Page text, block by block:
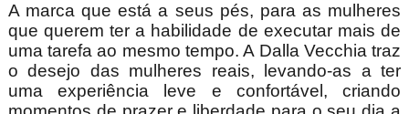
A marca que está a seus pés, para as mulheres
que querem ter a habilidade de executar mais de
uma tarefa ao mesmo tempo. A Dalla Vecchia traz
o desejo das mulheres reais, levando-as a ter
uma experiência leve e confortável, criando